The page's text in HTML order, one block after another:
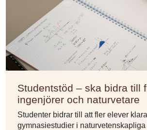
Studentstöd – ska bidra till
ingenjörer och naturvetare
Studenter bidrar till att fler elever
gymnasiestudier i